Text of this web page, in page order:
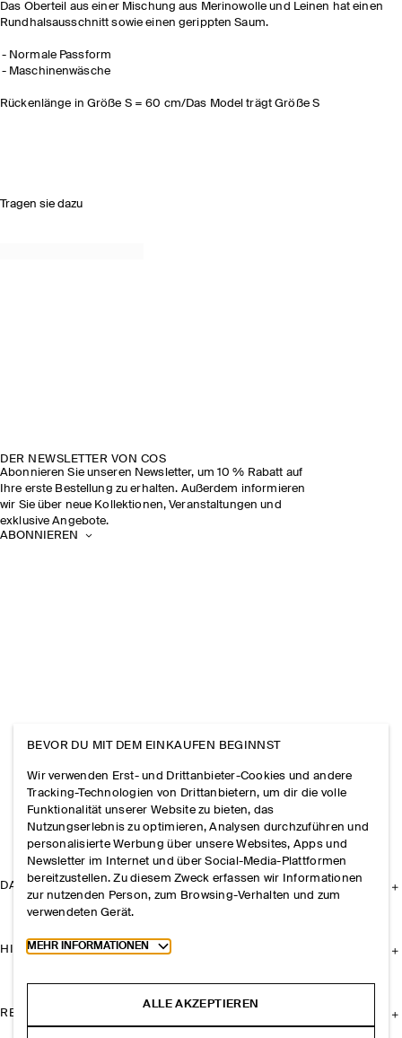
Das Oberteil aus einer Mischung aus Merinowolle und Leinen hat einen
Rundhalsausschnitt sowie einen gerippten Saum.
Normale Passform
Maschinenwäsche
Rückenlänge in Größe S = 60 cm/Das Model trägt Größe S
Tragen sie dazu
DER NEWSLETTER VON COS
Abonnieren Sie unseren Newsletter, um 10 % Rabatt auf
Ihre erste Bestellung zu erhalten. Außerdem informieren
wir Sie über neue Kollektionen, Veranstaltungen und
exklusive Angebote.
ABONNIEREN
DAS UNTERNEHMEN
HILFE
RECHTLICHES
BEVOR DU MIT DEM EINKAUFEN BEGINNST
Wir verwenden Erst- und Drittanbieter-Cookies und andere
Tracking-Technologien von Drittanbietern, um dir die volle
Funktionalität unserer Website zu bieten, das
Nutzungserlebnis zu optimieren, Analysen durchzuführen und
personalisierte Werbung über unsere Websites, Apps und
Newsletter im Internet und über Social-Media-Plattformen
bereitzustellen. Zu diesem Zweck erfassen wir Informationen
zur nutzenden Person, zum Browsing-Verhalten und zum
verwendeten Gerät.
Toggle more cookie information
MEHR INFORMATIONEN
ALLE AKZEPTIEREN